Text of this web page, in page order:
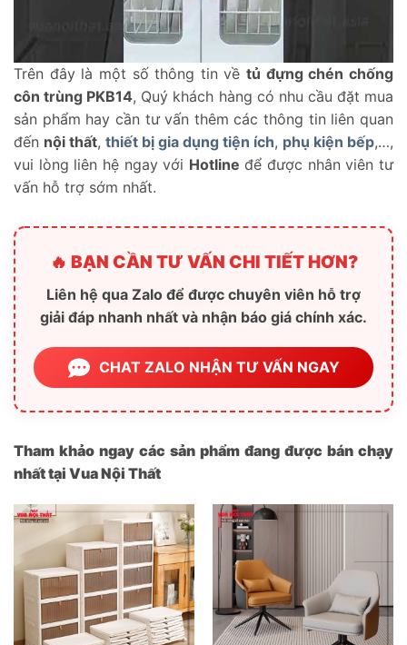
Trên đây là một số thông tin vềtủ đựng chén chống
côn trùng PKB14, Quý khách hàng có nhu cầu đặt mua
sản phẩm hay cần tư vấn thêm các thông tin liên quan
đến nội thất, thiết bị gia dụng tiện ích, phụ kiện bếp,…,
vui lòng liên hệ ngay với Hotline để được nhân viên tư
vấn hỗ trợ sớm nhất.
🔥 BẠN CẦN TƯ VẤN CHI TIẾT HƠN?
Liên hệ qua Zalo để được chuyên viên hỗ trợ
giải đáp nhanh nhất và nhận báo giá chính xác.
CHAT ZALO NHẬN TƯ VẤN NGAY
Tham khảo ngay các sản phẩm đang được bán chạy
nhất tại Vua Nội Thất